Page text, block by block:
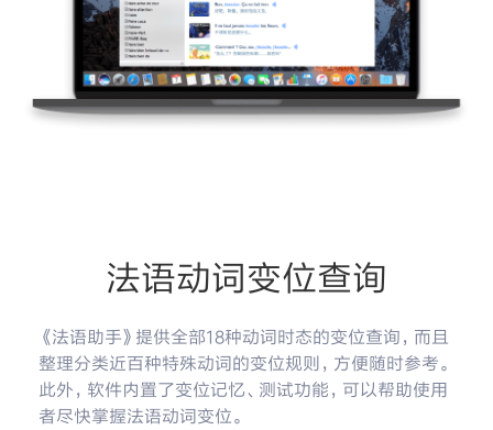
法语动词变位查询
《法语助手》提供全部18种动词时态的变位查询，而且
整理分类近百种特殊动词的变位规则，方便随时参考。
此外，软件内置了变位记忆、测试功能，可以帮助使用
者尽快掌握法语动词变位。